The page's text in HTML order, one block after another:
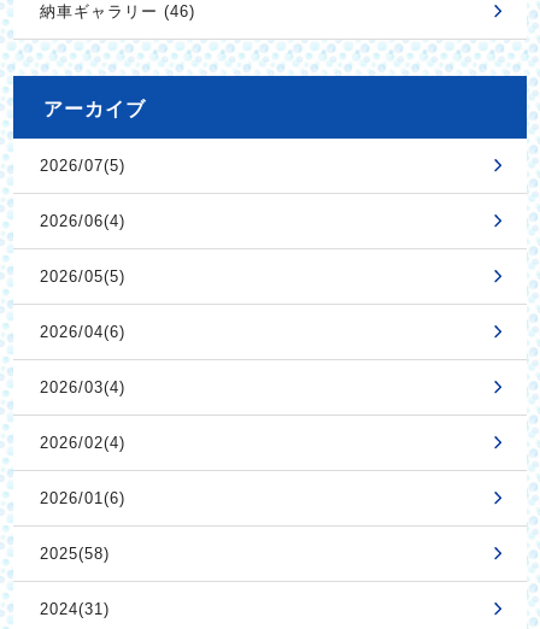
納車ギャラリー (46)
アーカイブ
2026/07(5)
2026/06(4)
2026/05(5)
2026/04(6)
2026/03(4)
2026/02(4)
2026/01(6)
2025(58)
2024(31)